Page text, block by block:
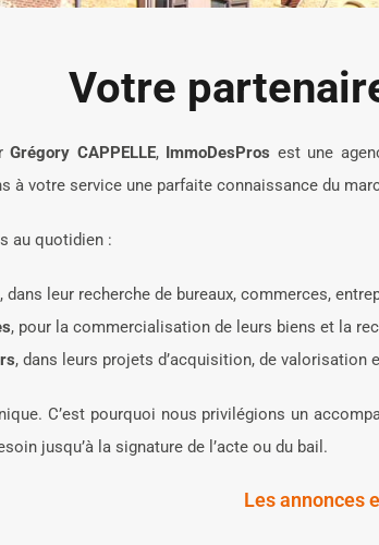
Votre
Grégory CAPPELLE, ImmoDesPros est une
à votre service une parfaite connaissance du
au quotidien :
, dans leur recherche de bureaux, commerces,
, pour la commercialisation de leurs biens et la
, dans leurs projets d’acquisition, de valorisation
C’est pourquoi nous privilégions un
jusqu’à la signature de l’acte ou du bail.
Les annonces